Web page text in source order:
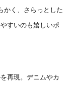
かく、さらっとした
すいのも嬉しいポ
再現。デニムやカ